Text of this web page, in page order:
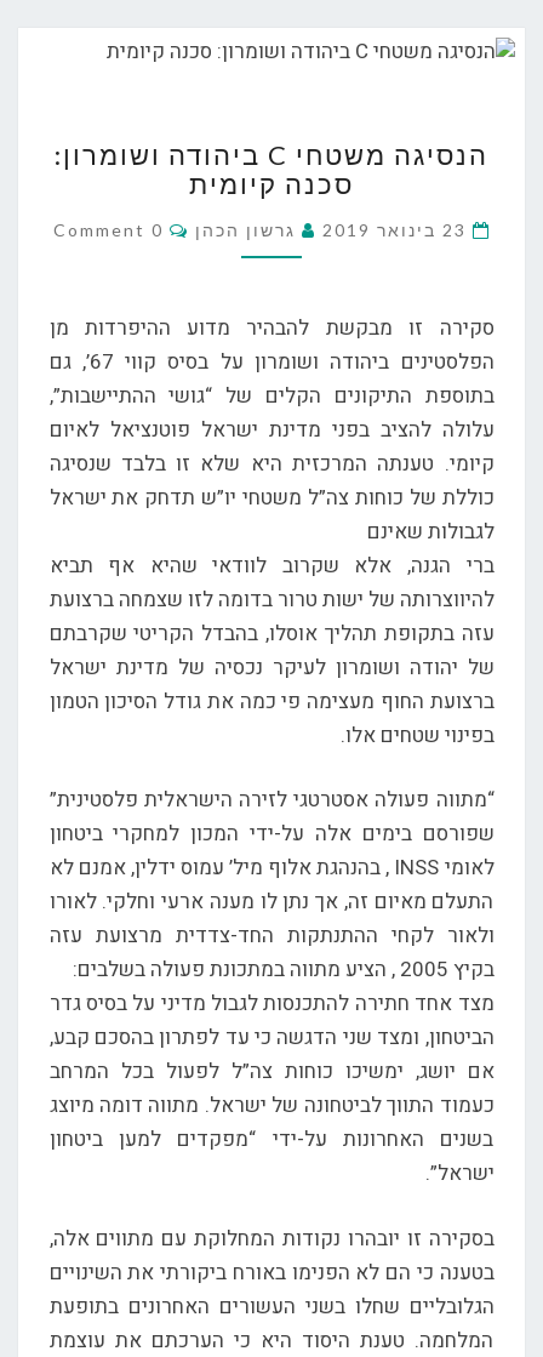
משטחי
C
ושומרון:
הנסיגה משטחי C ביהודה ושומרון:
סכנה קיומית
23 בינואר 2019 גרשון הכהן Comments
0 Comment
סקירה זו מבקשת להבהיר מדוע ההיפרדות מן
הפלסטינים ביהודה ושומרון על בסיס קווי 67’, גם
בתוספת התיקונים הקלים של “גושי ההתיישבות”,
עלולה להציב בפני מדינת ישראל פוטנציאל לאיום
קיומי. טענתה המרכזית היא שלא זו בלבד שנסיגה
כוללת של כוחות צה”ל משטחי יו”ש תדחק את ישראל
לגבולות שאינם
ברי הגנה, אלא שקרוב לוודאי שהיא אף תביא
להיווצרותה של ישות טרור בדומה לזו שצמחה ברצועת
עזה בתקופת תהליך אוסלו, בהבדל הקריטי שקרבתם
של יהודה ושומרון לעיקר נכסיה של מדינת ישראל
ברצועת החוף מעצימה פי כמה את גודל הסיכון הטמון
בפינוי שטחים אלו.
“מתווה פעולה אסטרטגי לזירה הישראלית פלסטינית”
שפורסם בימים אלה על-ידי המכון למחקרי ביטחון
לאומי INSS , בהנהגת אלוף מיל’ עמוס ידלין, אמנם לא
התעלם מאיום זה, אך נתן לו מענה ארעי וחלקי. לאורו
ולאור לקחי ההתנתקות החד-צדדית מרצועת עזה
בקיץ 2005 , הציע מתווה במתכונת פעולה בשלבים:
מצד אחד חתירה להתכנסות לגבול מדיני על בסיס גדר
הביטחון, ומצד שני הדגשה כי עד לפתרון בהסכם קבע,
אם יושג, ימשיכו כוחות צה”ל לפעול בכל המרחב
כעמוד התווך לביטחונה של ישראל. מתווה דומה מיוצג
בשנים האחרונות על-ידי “מפקדים למען ביטחון
ישראל”.
בסקירה זו יובהרו נקודות המחלוקת עם מתווים אלה,
בטענה כי הם לא הפנימו באורח ביקורתי את השינויים
הגלובליים שחלו בשני העשורים האחרונים בתופעת
המלחמה. טענת היסוד היא כי הערכתם את עוצמת